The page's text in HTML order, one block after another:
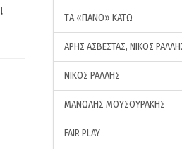
ΤA «ΠΑΝΟ» ΚΑΤΩ
ΑΡΗΣ ΑΣΒΕΣΤΑΣ, ΝΙΚΟΣ
ΝΙΚΟΣ ΡΑΛΛΗΣ
ΜΑΝΩΛΗΣ ΜΟΥΣΟΥΡΑΚΗΣ
FAIR PLAY